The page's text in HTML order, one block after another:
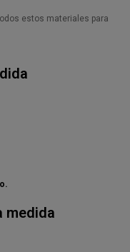
estos materiales para
medida